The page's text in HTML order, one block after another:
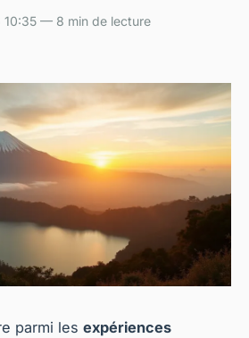
— 8 min de lecture
parmi les expériences